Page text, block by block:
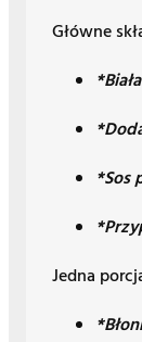
Główne
*Sos
Jedna